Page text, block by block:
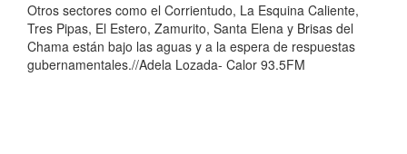
Otros sectores como el Corrientudo, La Esquina Caliente,
Tres Pipas, El Estero, Zamurito, Santa Elena y Brisas del
Chama están bajo las aguas y a la espera de respuestas
gubernamentales.//Adela Lozada- Calor 93.5FM